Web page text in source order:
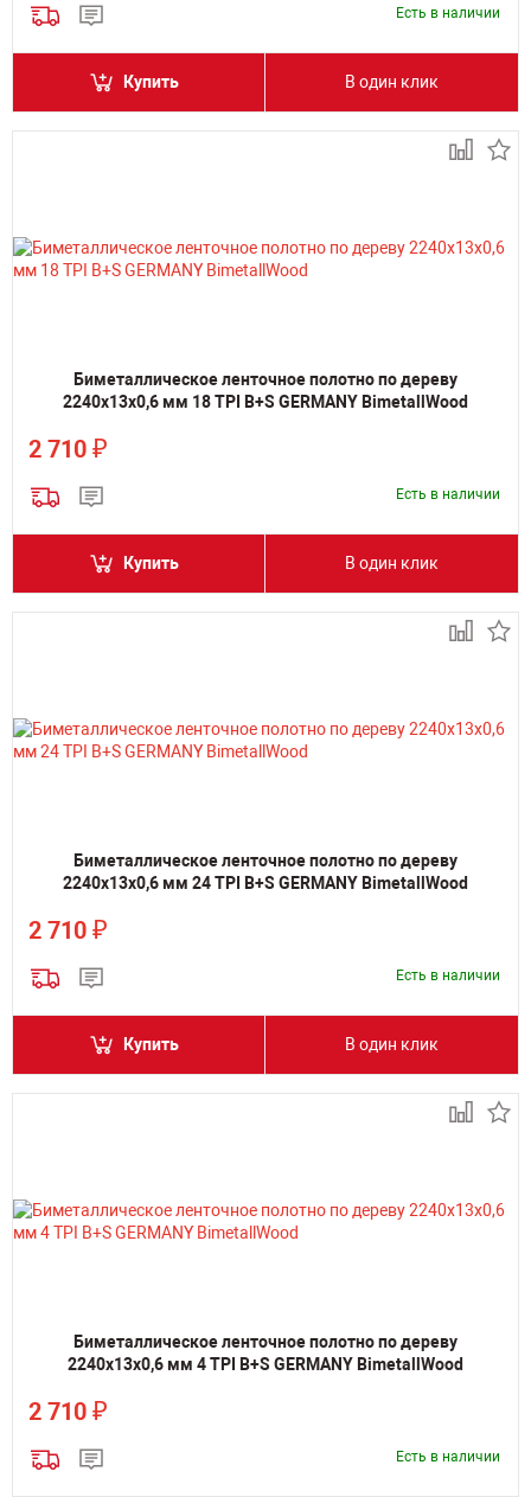
Есть в наличии
Купить В один клик
Биметаллическое ленточное полотно по дереву
2240х13х0,6 мм 18 TPI B+S GERMANY BimetallWood
2 710 ₽
Есть в наличии
Купить В один клик
Биметаллическое ленточное полотно по дереву
2240х13х0,6 мм 24 TPI B+S GERMANY BimetallWood
2 710 ₽
Есть в наличии
Купить В один клик
Биметаллическое ленточное полотно по дереву
2240х13х0,6 мм 4 TPI B+S GERMANY BimetallWood
2 710 ₽
Есть в наличии